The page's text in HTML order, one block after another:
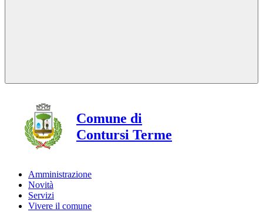
Comune di
Contursi Terme
Amministrazione
Novità
Servizi
Vivere il comune